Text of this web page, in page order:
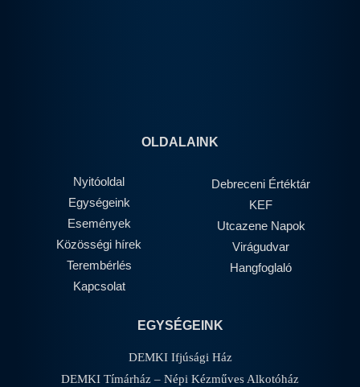
OLDALAINK
Nyitóoldal
Egységeink
Események
Közösségi hírek
Terembérlés
Kapcsolat
Debreceni Értéktár
KEF
Utcazene Napok
Virágudvar
Hangfoglaló
EGYSÉGEINK
DEMKI Ifjúsági Ház
DEMKI Tímárház – Népi Kézműves Alkotóház